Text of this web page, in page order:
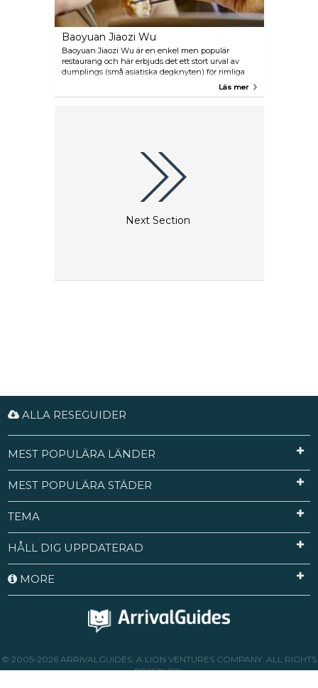
Baoyuan Jiaozi Wu
Baoyuan Jiaozi Wu är en enkel men populär
restaurang och här erbjuds det ett stort urval av
dumplings (små asiatiska degknyten) för rimliga
priser. På menyn hittar du även andra läckra
klassiska rätter. Det kan dock oftast vara fullsatt här
Läs mer
Next Section
ALLA RESEGUIDER
MEST POPULÄRA LÄNDER
MEST POPULÄRA STÄDER
TEMA
HÅLL DIG UPPDATERAD
MORE
© 2005-2026 ARRIVALGUIDES, A LION VENTURES COMPANY. ALL RIGHTS
RESERVED.